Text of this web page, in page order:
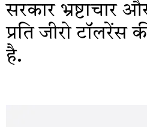
सरकार भ्रष्टाचार
प्रति जीरो टॉलरेंस
है.